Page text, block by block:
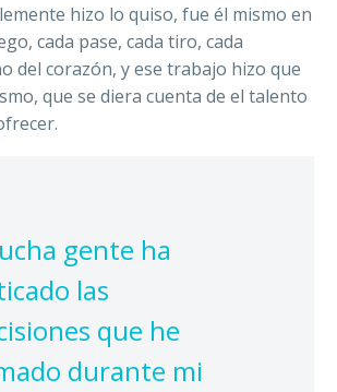
hizo lo quiso, fue él mismo en
cada pase, cada tiro, cada
del corazón, y ese trabajo hizo que
que se diera cuenta de el talento
gente ha
las
que he
durante mi